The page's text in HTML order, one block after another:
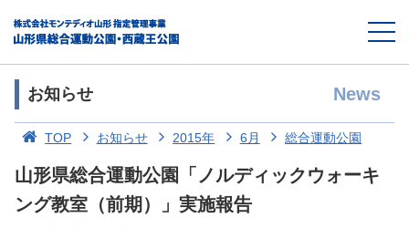
お知らせ News
TOP お知らせ 2015年 6月 総合運動公園
山形県総合運動公園「ノルディックウォーキ
ング教室（前期）」実施報告